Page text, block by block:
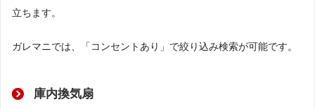
立ちます。
ガレマニでは、「コンセントあり」で絞り込み検索が可能です。
庫内換気扇